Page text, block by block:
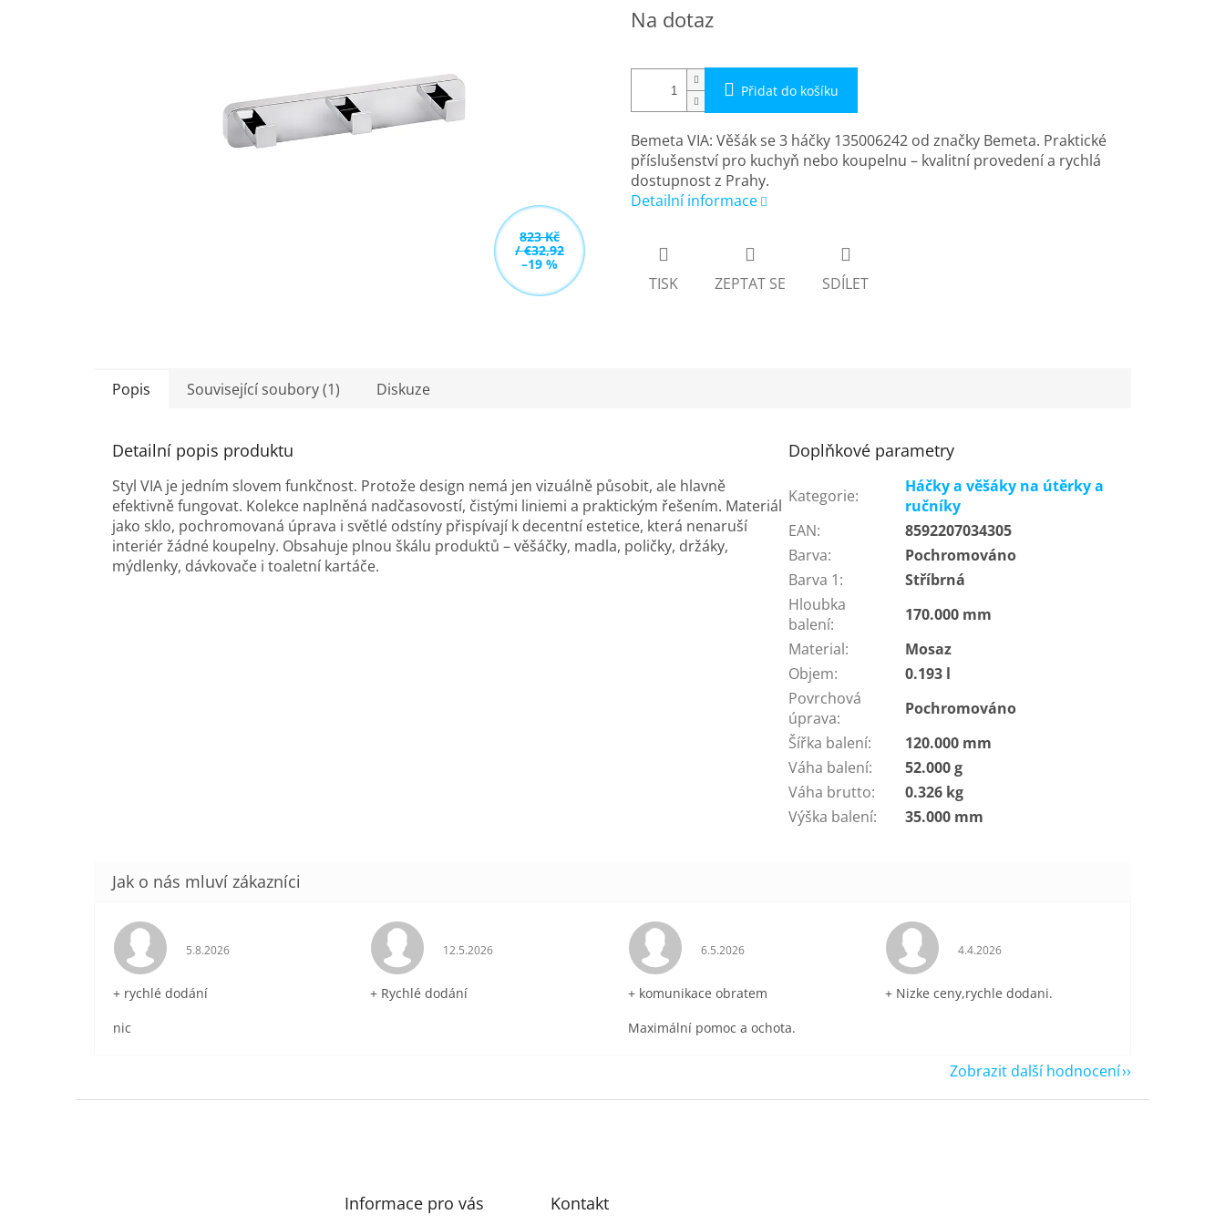
823 Kč
/ €32,92
–19 %
cena:
Na dotaz
Přidat do košíku
Bemeta VIA: Věšák se 3 háčky 135006242 od značky Bemeta. Praktické
příslušenství pro kuchyň nebo koupelnu – kvalitní provedení a rychlá
dostupnost z Prahy.
Detailní informace
TISK ZEPTAT SE SDÍLET
Popis Související soubory (1) Diskuze
Detailní popis produktu
Styl VIA je jedním slovem funkčnost. Protože design nemá jen vizuálně působit, ale hlavně
efektivně fungovat. Kolekce naplněná nadčasovostí, čistými liniemi a praktickým řešením. Materiál
jako sklo, pochromovaná úprava i světlé odstíny přispívají k decentní estetice, která nenaruší
interiér žádné koupelny. Obsahuje plnou škálu produktů – věšáčky, madla, poličky, držáky,
mýdlenky, dávkovače i toaletní kartáče.
Doplňkové parametry
Kategorie:
Háčky a věšáky na útěrky a
ručníky
EAN:
8592207034305
Barva:
Pochromováno
Barva 1:
Stříbrná
Hloubka
balení:
170.000 mm
Material:
Mosaz
Objem:
0.193 l
Povrchová
úprava:
Pochromováno
Šířka balení:
120.000 mm
Váha balení:
52.000 g
Váha brutto:
0.326 kg
Výška balení: 35.000 mm
Hodnocení obchodu je 5 z 5 hvězdiček.
5.8.2026
+ rychlé dodání
nic
Hodnocení obchodu je 5 z 5 hvězdiček.
12.5.2026
+ Rychlé dodání
Hodnocení obchodu je 5 z 5 hvězdiček.
6.5.2026
+ komunikace obratem
Maximální pomoc a ochota.
Hodnocení obchodu je 5 z 5 hvězdiček.
4.4.2026
+ Nizke ceny,rychle dodani.
Zobrazit další hodnocení
Informace pro vás Kontakt